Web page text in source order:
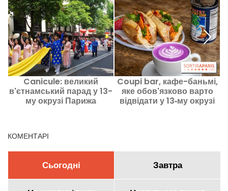
Canicule: великий
в'єтнамський парад у 13-
му окрузі Парижа
Coupi bar, кафе-баньмі,
яке обов'язково варто
відвідати у 13‑му окрузі
КОМЕНТАРІ
Сьогодні Завтра